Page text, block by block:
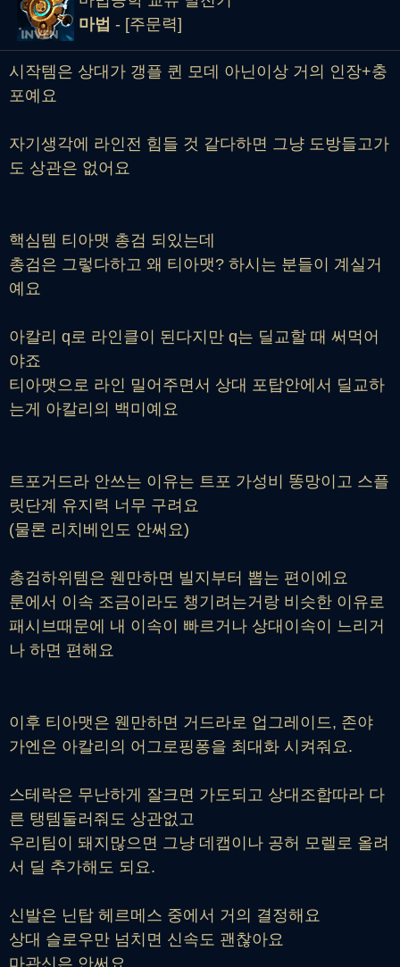
마법 - [주문력]
시작템은 상대가 갱플 퀸 모데 아닌이상 거의 인장+충
포예요
자기생각에 라인전 힘들 것 같다하면 그냥 도방들고가
도 상관은 없어요
핵심템 티아맷 총검 되있는데
총검은 그렇다하고 왜 티아맷? 하시는 분들이 계실거
예요
아칼리 q로 라인클이 된다지만 q는 딜교할 때 써먹어
야죠
티아맷으로 라인 밀어주면서 상대 포탑안에서 딜교하
는게 아칼리의 백미예요
트포거드라 안쓰는 이유는 트포 가성비 똥망이고 스플
릿단계 유지력 너무 구려요
(물론 리치베인도 안써요)
총검하위템은 웬만하면 빌지부터 뽑는 편이에요
룬에서 이속 조금이라도 챙기려는거랑 비슷한 이유로
패시브때문에 내 이속이 빠르거나 상대이속이 느리거
나 하면 편해요
이후 티아맷은 웬만하면 거드라로 업그레이드, 존야
가엔은 아칼리의 어그로핑퐁을 최대화 시켜줘요.
스테락은 무난하게 잘크면 가도되고 상대조합따라 다
른 탱템둘러줘도 상관없고
우리팀이 돼지많으면 그냥 데캡이나 공허 모렐로 올려
서 딜 추가해도 되요.
신발은 닌탑 헤르메스 중에서 거의 결정해요
상대 슬로우만 넘치면 신속도 괜찮아요
마관신은 안써요